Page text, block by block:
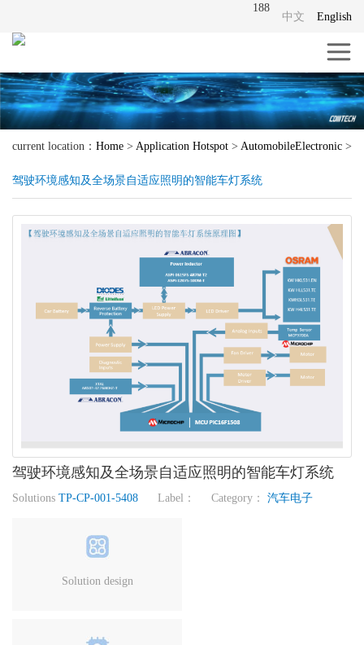
English
中文
188
current location： Home > Application Hotspot > AutomobileElectronic >
驾驶环境感知及全场景自适应照明的智能车灯系统
驾驶环境感知及全场景自适应照明的智能车灯系统
Solutions TP-CP-001-5408 Label： Category： 汽车电子
Solution design